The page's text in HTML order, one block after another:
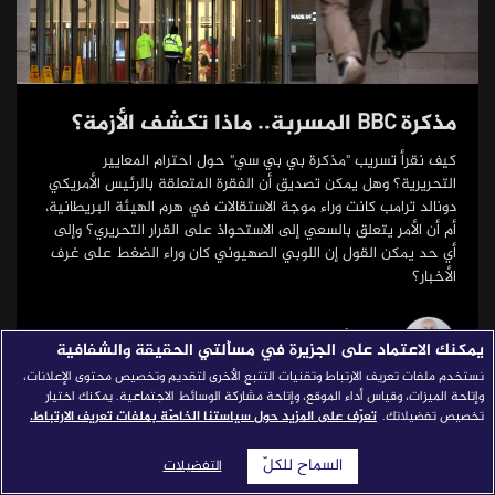
قصص النجاح
مجلة الصحافة
إصداراتنا
معارف إعلامية
شركاؤنا
للتواصل | استفسارات
مذكرة BBC المسربة.. ماذا تكشف الأزمة؟
كيف نقرأ تسريب "مذكرة بي بي سي" حول احترام المعايير
التحريرية؟ وهل يمكن تصديق أن الفقرة المتعلقة بالرئيس الأمريكي
دونالد ترامب كانت وراء موجة الاستقالات في هرم الهيئة البريطانية،
أم أن الأمر يتعلق بالسعي إلى الاستحواذ على القرار التحريري؟ وإلى
أي حد يمكن القول إن اللوبي الصهيوني كان وراء الضغط على غرف
الأخبار؟
محمد أبو عرقوب نشرت في: 11/21/2025
يمكنك الاعتماد على الجزيرة في مسألتي الحقيقة والشفافية
نستخدم ملفات تعريف الارتباط وتقنيات التتبع الأخرى لتقديم وتخصيص محتوى الإعلانات،
وإتاحة الميزات، وقياس أداء الموقع، وإتاحة مشاركة الوسائط الاجتماعية. يمكنك اختيار
تخصيص تفضيلاتك. تعرّف على المزيد حول سياستنا الخاصّة بملفات تعريف الارتباط.
التفضيلات السماح للكلّ